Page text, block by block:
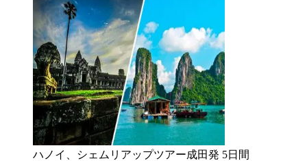
ハノイ、シェムリアップツアー成田発 5日間